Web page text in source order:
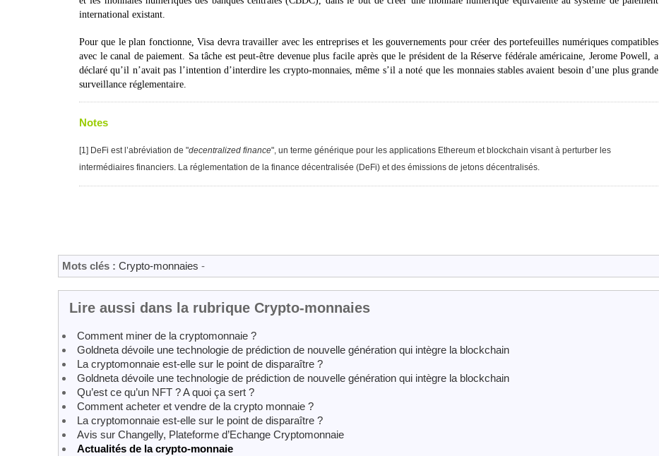
international existant.
Pour que le plan fonctionne, Visa devra travailler avec les entreprises et les gouvernements pour créer des portefeuilles numériques compatibles
avec le canal de paiement. Sa tâche est peut-être devenue plus facile après que le président de la Réserve fédérale américaine, Jerome Powell, a
déclaré qu’il n’avait pas l’intention d’interdire les crypto-monnaies, même s’il a noté que les monnaies stables avaient besoin d’une plus grande
surveillance réglementaire.
Notes
[1] DeFi est l’abréviation de "decentralized finance", un terme générique pour les applications Ethereum et blockchain visant à perturber les
intermédiaires financiers. La réglementation de la finance décentralisée (DeFi) et des émissions de jetons décentralisés.
Mots clés : Crypto-monnaies -
Lire aussi dans la rubrique Crypto-monnaies
Comment miner de la cryptomonnaie ?
Goldneta dévoile une technologie de prédiction de nouvelle génération qui intègre la blockchain
La cryptomonnaie est-elle sur le point de disparaître ?
Goldneta dévoile une technologie de prédiction de nouvelle génération qui intègre la blockchain
Qu’est ce qu’un NFT ? A quoi ça sert ?
Comment acheter et vendre de la crypto monnaie ?
La cryptomonnaie est-elle sur le point de disparaître ?
Avis sur Changelly, Plateforme d’Echange Cryptomonnaie
Actualités de la crypto-monnaie